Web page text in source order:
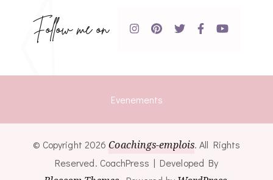
Follow me on
Evenements
© Copyright 2026Coachings-emplois. All Rights
Reserved. CoachPress | Developed By